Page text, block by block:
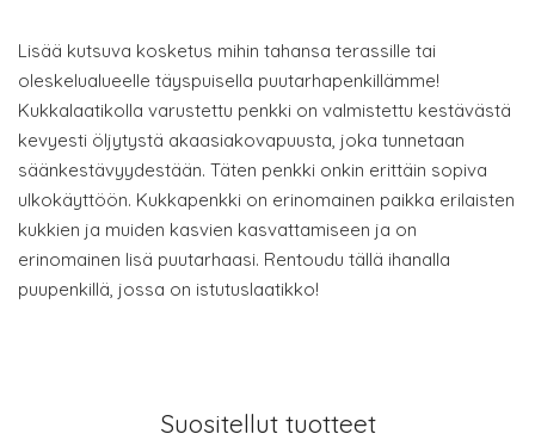
Lisää kutsuva kosketus mihin tahansa terassille tai
oleskelualueelle täyspuisella puutarhapenkillämme!
Kukkalaatikolla varustettu penkki on valmistettu kestävästä
kevyesti öljytystä akaasiakovapuusta, joka tunnetaan
säänkestävyydestään. Täten penkki onkin erittäin sopiva
ulkokäyttöön. Kukkapenkki on erinomainen paikka erilaisten
kukkien ja muiden kasvien kasvattamiseen ja on
erinomainen lisä puutarhaasi. Rentoudu tällä ihanalla
puupenkillä, jossa on istutuslaatikko!
Suositellut tuotteet